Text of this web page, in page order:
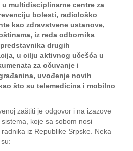
multidisciplinarne centre za
bolesti, radiološko
kao zdravstvene ustanove,
iz reda odbornika
drugih
u cilju aktivnog učešća u
za očuvanje i
uvođenje novih
što su telemedicina i mobilno
zaštiti je odgovor i na izazove
koje sa sobom nosi
iz Republike Srpske. Neka